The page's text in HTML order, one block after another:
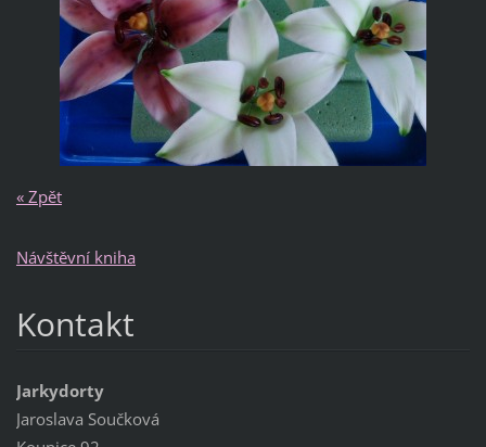
« Zpět
Návštěvní kniha
Kontakt
Jarkydorty
Jaroslava Součková